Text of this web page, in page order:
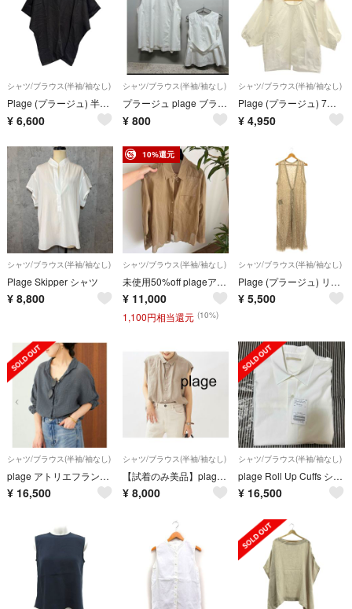
シャツ/ブラウス(半袖/袖なし)
Plage (プラージュ) 半袖ブラウス 24051922833020 ブラック FREE
¥ 6,600
シャツ/ブラウス(半袖/袖なし)
プラージュ plage ブラウス
¥ 800
シャツ/ブラウス(半袖/袖なし)
Plage (プラージュ) 7分袖ブラウス 24051922705020 ホワイト FREE
¥ 4,950
シャツ/ブラウス(半袖/袖なし)
Plage Skipper シャツ
¥ 8,800
10%還元
シャツ/ブラウス(半袖/袖なし)
未使用50%off plageアキハストライプオーバーシャツ
¥ 11,000
1,100円相当還元 (10%)
シャツ/ブラウス(半袖/袖なし)
Plage (プラージュ) リバーレースワンピース 21040922603020 ベージュ FREE
¥ 5,500
シャツ/ブラウス(半袖/袖なし)
plage アトリエフランセ 別注 OVER シャツ
¥ 16,500
シャツ/ブラウス(半袖/袖なし)
【試着のみ美品】plage プラージュ リネンノースリビッグシャツ
¥ 8,000
シャツ/ブラウス(半袖/袖なし)
plage Roll Up Cuffs シャツ
¥ 16,500